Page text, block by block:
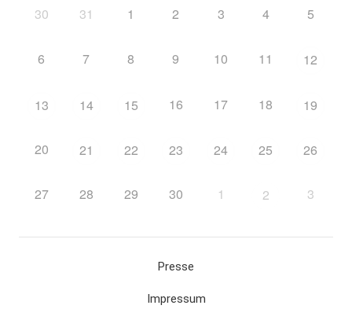
30 31 1 2 3 4 5
6 7 8 9 10 11 12
13 14 15 16 17 18 19
20 21 22 23 24 25 26
27 28 29 30 1 2 3
Presse
Impressum